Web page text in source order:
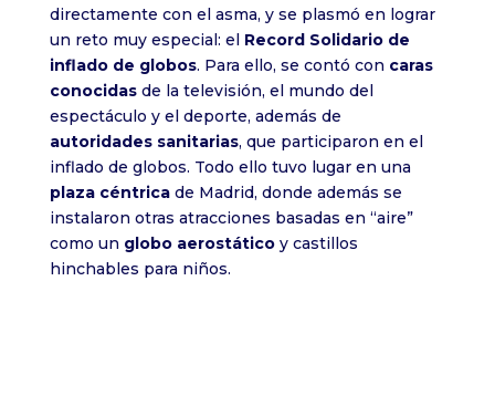
directamente con el asma, y se plasmó en lograr
un reto muy especial: el Record Solidario de
inflado de globos. Para ello, se contó con caras
conocidas de la televisión, el mundo del
espectáculo y el deporte, además de
autoridades sanitarias, que participaron en el
inflado de globos. Todo ello tuvo lugar en una
plaza céntricade Madrid, donde además se
instalaron otras atracciones basadas en “aire”
como un globo aerostáticoy castillos
hinchables para niños.